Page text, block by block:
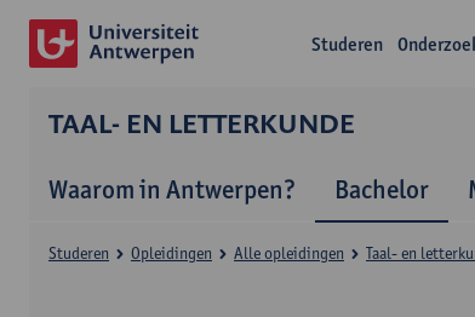
Studeren
TAAL- EN LETTERKUNDE
Waarom in Antwerpen? Bachelor
Studeren Opleidingen Alle opleidingen Taal- en